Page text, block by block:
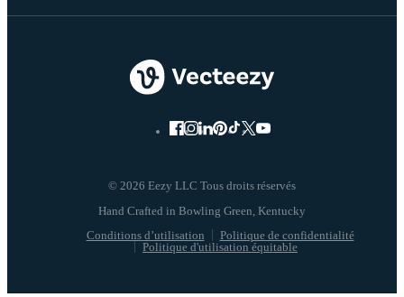
© 2026 Eezy LLC Tous droits réservés
Conditions d’utilisation
Politique de confidentialité
Politique d'utilisation équitable